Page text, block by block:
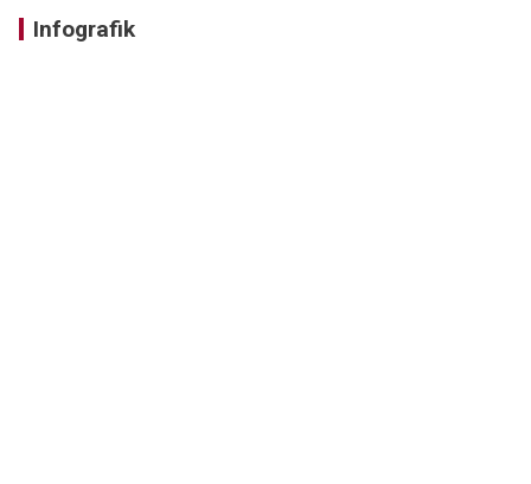
Infografik